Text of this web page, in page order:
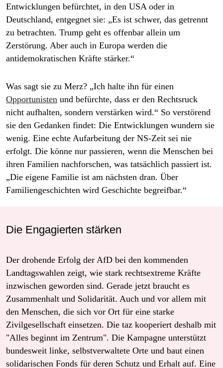
Entwicklungen befürchtet, in den USA oder in
Deutschland, entgegnet sie: „Es ist schwer, das getrennt
zu betrachten. Trump geht es offenbar allein um
Zerstörung. Aber auch in Europa werden die
antidemokratischen Kräfte stärker.“
Was sagt sie zu Merz? „Ich halte ihn für einen
Opportunisten und befürchte, dass er den Rechtsruck
nicht aufhalten, sondern verstärken wird.“ So verstörend
sie den Gedanken findet: Die Entwicklungen wundern sie
wenig. Eine echte Aufarbeitung der NS-Zeit sei nie
erfolgt. Die könne nur passieren, wenn die Menschen bei
ihren Familien nachforschen, was tatsächlich passiert ist.
„Die eigene Familie ist am nächsten dran. Über
Familiengeschichten wird Geschichte begreifbar.“
Die Engagierten stärken
Der drohende Erfolg der AfD bei den kommenden
Landtagswahlen zeigt, wie stark rechtsextreme Kräfte
inzwischen geworden sind. Gerade jetzt braucht es
Zusammenhalt und Solidarität. Auch und vor allem mit
den Menschen, die sich vor Ort für eine starke
Zivilgesellschaft einsetzen. Die taz kooperiert deshalb mit
"Alles beginnt im Zentrum". Die Kampagne unterstützt
bundesweit linke, selbstverwaltete Orte und baut einen
solidarischen Fonds für deren Schutz und Erhalt auf. Eine